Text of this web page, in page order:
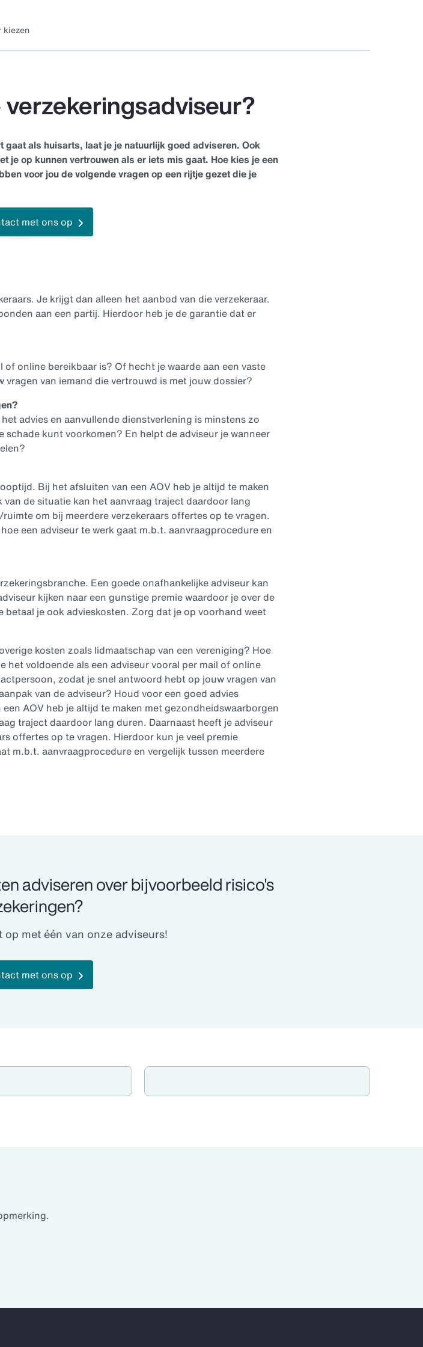
kiezen
als huisarts, laat je je natuurlijk goed adviseren. Ook
je op kunnen vertrouwen als er iets mis gaat. Hoe kies je een
voor jou de volgende vragen op een rijtje gezet die je
met ons op
Je krijgt dan alleen het aanbod van die verzekeraar.
aan een partij. Hierdoor heb je de garantie dat er
online bereikbaar is? Of hecht je waarde aan een vaste
van iemand die vertrouwd is met jouw dossier?
advies en aanvullende dienstverlening is minstens zo
kunt voorkomen? En helpt de adviseur je wanneer
Bij het afsluiten van een AOV heb je altijd te maken
de situatie kan het aanvraag traject daardoor lang
om bij meerdere verzekeraars offertes op te vragen.
een adviseur te werk gaat m.b.t. aanvraagprocedure en
Een goede onafhankelijke adviseur kan
kijken naar een gunstige premie waardoor je over de
je ook advieskosten. Zorg dat je op voorhand weet
kosten zoals lidmaatschap van een vereniging? Hoe
het voldoende als een adviseur vooral per mail of online
zodat je snel antwoord hebt op jouw vragen van
van de adviseur? Houd voor een goed advies
AOV heb je altijd te maken met gezondheidswaarborgen
traject daardoor lang duren. Daarnaast heeft je adviseur
offertes op te vragen. Hierdoor kun je veel premie
m.b.t. aanvraagprocedure en vergelijk tussen meerdere
adviseren over bijvoorbeeld risico's
met één van onze adviseurs!
met ons op